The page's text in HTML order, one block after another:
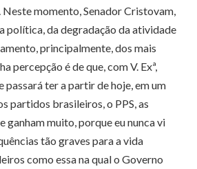
momento, Senador Cristovam,
política, da degradação da atividade
principalmente, dos mais
percepção é de que, com V. Exª,
passará ter a partir de hoje, em um
partidos brasileiros, o PPS, as
ganham muito, porque eu nunca vi
tão graves para a vida
como essa na qual o Governo